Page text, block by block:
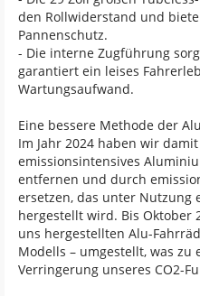
den Rollwiderstand und
Pannenschutz.
- Die interne Zugführung
garantiert ein leises
Wartungsaufwand.
Eine bessere Methode der
Im Jahr 2024 haben wir
emissionsintensives
entfernen und durch
ersetzen, das unter Nutzung
hergestellt wird. Bis Oktober
uns hergestellten Alu-
Modells – umgestellt, was zu
Verringerung unseres CO2-